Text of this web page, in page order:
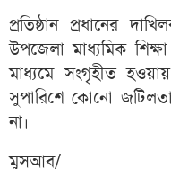
প্রতিষ্ঠান প্রধানের
উপজেলা মাধ্যমিক
মাধ্যমে সংগৃহীত
সুপারিশে কোনো
না।
মুসআব/